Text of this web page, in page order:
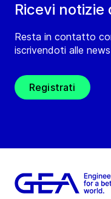
Ricevi notizie
Resta in contatto
iscrivendoti alle
Registrati